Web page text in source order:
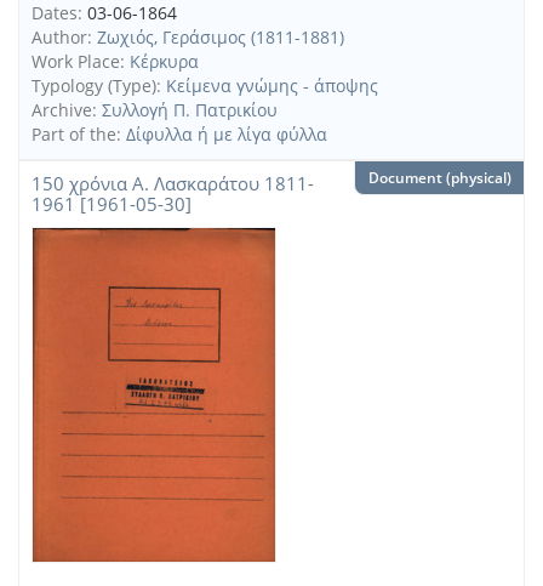
Dates: 03-06-1864
Author: Ζωχιός, Γεράσιμος (1811-1881)
Work Place: Κέρκυρα
Typology (Type): Κείμενα γνώμης - άποψης
Archive: Συλλογή Π. Πατρικίου
Part of the: Δίφυλλα ή με λίγα φύλλα
150 χρόνια Α. Λασκαράτου 1811-
1961 [1961-05-30]
Document (physical)